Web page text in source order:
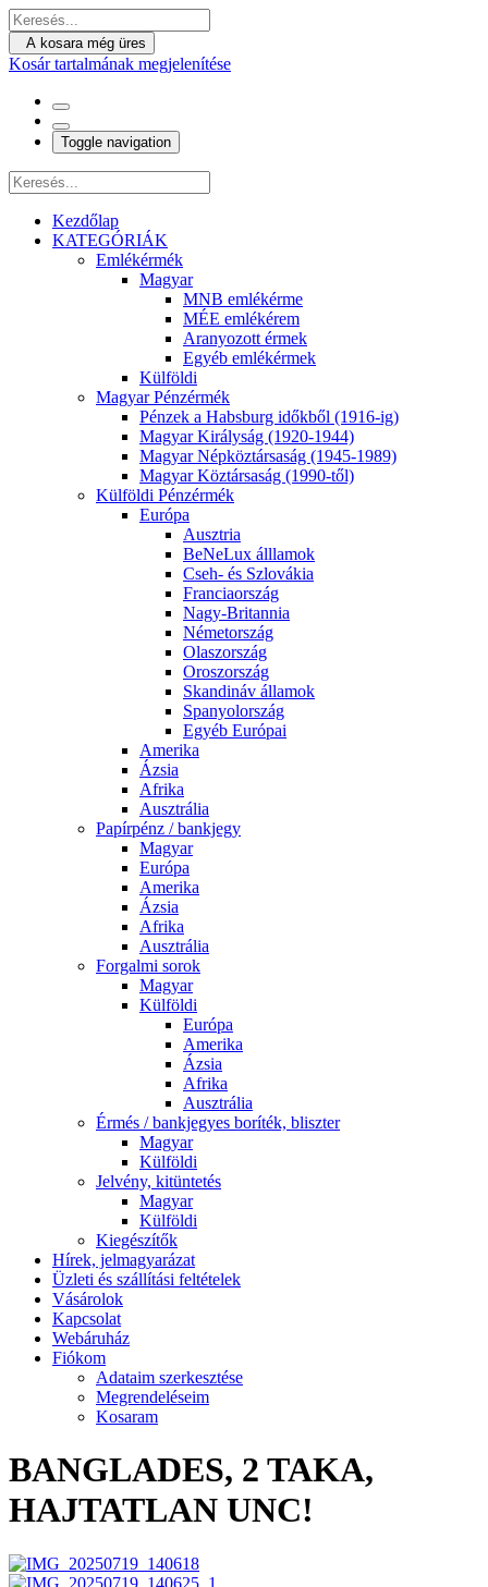
A kosara még üres
Kosár tartalmának megjelenítése
Toggle navigation
Kezdőlap
KATEGÓRIÁK
Emlékérmék
Magyar
MNB emlékérme
MÉE emlékérem
Aranyozott érmek
Egyéb emlékérmek
Külföldi
Magyar Pénzérmék
Pénzek a Habsburg időkből (1916-ig)
Magyar Királyság (1920-1944)
Magyar Népköztársaság (1945-1989)
Magyar Köztársaság (1990-től)
Külföldi Pénzérmék
Európa
Ausztria
BeNeLux álllamok
Cseh- és Szlovákia
Franciaország
Nagy-Britannia
Németország
Olaszország
Oroszország
Skandináv államok
Spanyolország
Egyéb Európai
Amerika
Ázsia
Afrika
Ausztrália
Papírpénz / bankjegy
Magyar
Európa
Amerika
Ázsia
Afrika
Ausztrália
Forgalmi sorok
Magyar
Külföldi
Európa
Amerika
Ázsia
Afrika
Ausztrália
Érmés / bankjegyes boríték, bliszter
Magyar
Külföldi
Jelvény, kitüntetés
Magyar
Külföldi
Kiegészítők
Hírek, jelmagyarázat
Üzleti és szállítási feltételek
Vásárolok
Kapcsolat
Webáruház
Fiókom
Adataim szerkesztése
Megrendeléseim
Kosaram
BANGLADES, 2 TAKA,
HAJTATLAN UNC!